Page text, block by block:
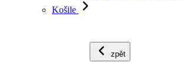
Košile
zpět